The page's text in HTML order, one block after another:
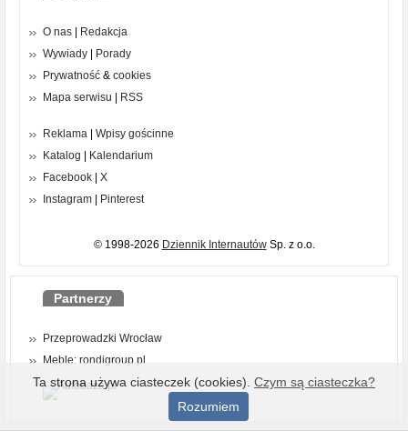
O nas
Redakcja
Wywiady
Porady
Prywatność & cookies
Mapa serwisu
RSS
Reklama
Wpisy gościnne
Katalog
Kalendarium
Facebook
X
Instagram
Pinterest
© 1998-2026 Dziennik InternautówSp. z o.o.
Partnerzy
Przeprowadzki Wrocław
Meble: rondigroup.pl
Ta strona używa ciasteczek (cookies). Czym są ciasteczka?
Rozumiem